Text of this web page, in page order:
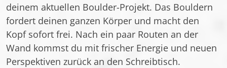
deinem aktuellen Boulder-Projekt. Das Bouldern
fordert deinen ganzen Körper und macht den
Kopf sofort frei. Nach ein paar Routen an der
Wand kommst du mit frischer Energie und neuen
Perspektiven zurück an den Schreibtisch.